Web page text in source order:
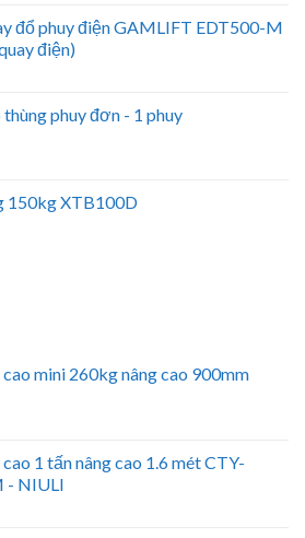
đổ phuy điện GAMLIFT EDT500-M
điện)
phuy đơn - 1 phuy
150kg XTB100D
cao mini 260kg nâng cao 900mm
1 tấn nâng cao 1.6 mét CTY-
- NIULI